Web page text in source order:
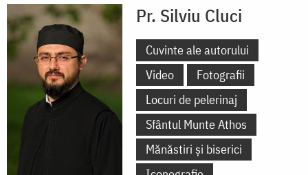
Pr. Silviu Cluci
Cuvinte ale autorului
Video
Fotografii
Locuri de pelerinaj
Sfântul Munte Athos
Mănăstiri și biserici